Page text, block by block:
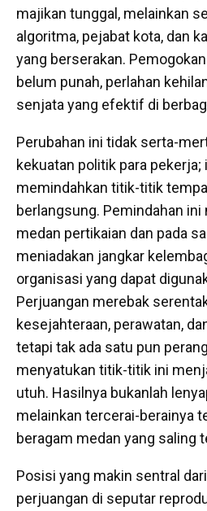
majikan tunggal, melainkan
algoritma, pejabat kota, dan
yang berserakan.
belum punah, perlahan
senjata yang efektif di
Perubahan ini tidak serta-
kekuatan politik para pekerja;
memindahkan titik-titik
berlangsung. Pemindahan
medan pertikaian dan pada
meniadakan jangkar
organisasi yang dapat
Perjuangan merebak
kesejahteraan, perawatan,
tetapi tak ada satu pun
menyatukan titik-titik ini
utuh. Hasilnya bukanlah
melainkan tercerai-berainya
beragam medan yang saling
Posisi yang makin sentral
perjuangan di seputar